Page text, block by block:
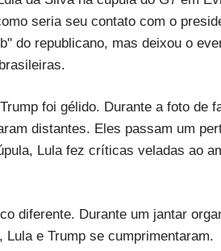
seria seu contato com o
do republicano, mas deixou o
foi gélido. Durante a foto de
distantes. Eles passam um
Lula fez críticas veladas ao
diferente. Durante um jantar
e Trump se cumprimentaram.